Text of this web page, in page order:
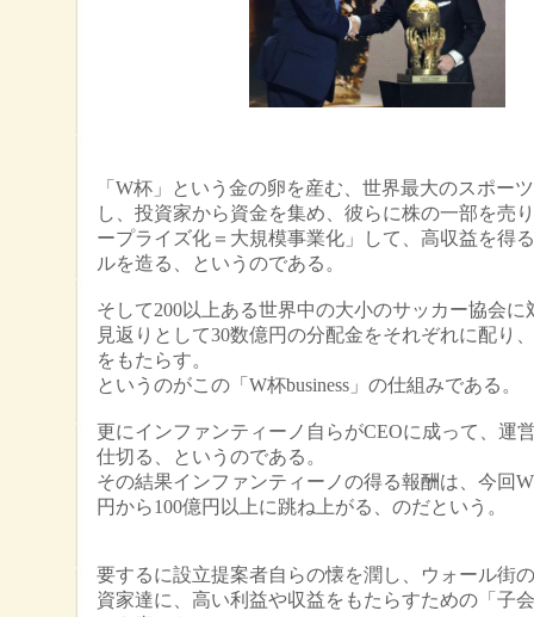
「W杯」という金の卵を産む、世界最大のスポー
し、投資家から資金を集め、彼らに株の一部を売
ープライズ化＝大規模事業化」して、高収益を得
ルを造る、というのである。
そして200以上ある世界中の大小のサッカー協会に
見返りとして30数億円の分配金をそれぞれに配り
をもたらす。
というのがこの「W杯business」の仕組みである。
更にインファンティーノ自らがCEOに成って、運
仕切る、というのである。
その結果インファンティーノの得る報酬は、今回
円から100億円以上に跳ね上がる、のだという。
要するに設立提案者自らの懐を潤し、ウォール街
資家達に、高い利益や収益をもたらすための「子